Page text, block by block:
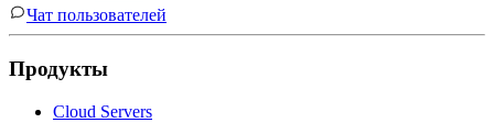
Чат пользователей
Продукты
Cloud Servers